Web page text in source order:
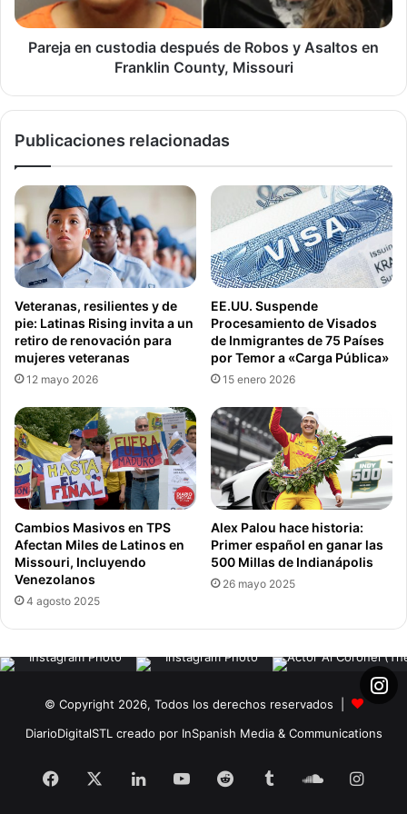
Asaltos
en
Franklin
Pareja en custodia después de Robos y Asaltos en
Franklin County, Missouri
Publicaciones relacionadas
Veteranas, resilientes y de
pie: Latinas Rising invita a un
retiro de renovación para
mujeres veteranas
12 mayo 2026
EE.UU. Suspende
Procesamiento de Visados
de Inmigrantes de 75 Países
por Temor a «Carga Pública»
15 enero 2026
Cambios Masivos en TPS
Afectan Miles de Latinos en
Missouri, Incluyendo
Venezolanos
4 agosto 2025
Alex Palou hace historia:
Primer español en ganar las
500 Millas de Indianápolis
26 mayo 2025
© Copyright 2026, Todos los derechos reservados |
DiarioDigitalSTL creado por InSpanish Media & Communications
Facebook LinkedInYouTubeRedditTumblr